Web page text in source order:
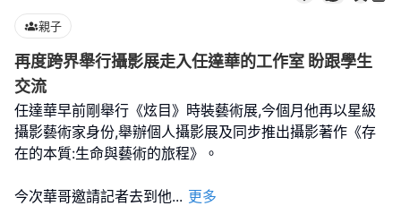
親子
再度跨界舉行攝影展走入任達華的工作室 盼跟學生
交流
任達華早前剛舉行《炫目》時裝藝術展,今個月他再以星級
攝影藝術家身份,舉辦個人攝影展及同步推出攝影著作《存
在的本質:生命與藝術的旅程》。
今次華哥邀請記者去到他... 更多